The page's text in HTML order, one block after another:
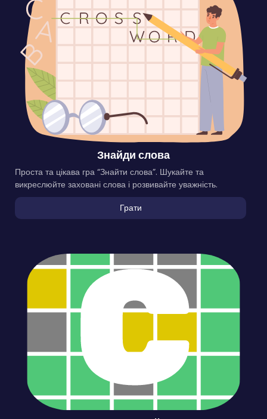
Знайди слова
Проста та цікава гра “Знайти слова”. Шукайте та
викреслюйте заховані слова і розвивайте уважність.
Грати